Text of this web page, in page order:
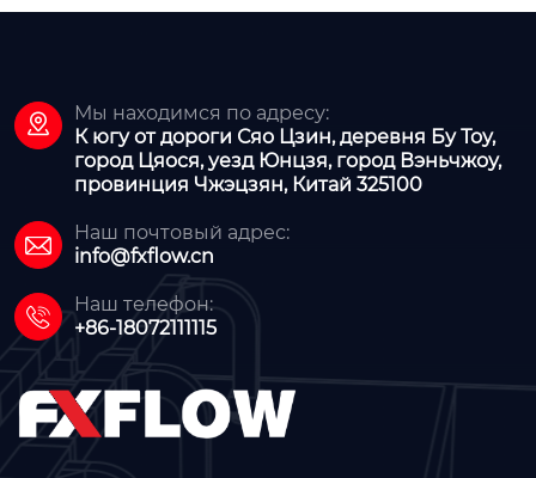

Мы находимся по адресу:
К югу от дороги Сяо Цзин, деревня Бу Тоу,
город Цяося, уезд Юнцзя, город Вэньчжоу,
провинция Чжэцзян, Китай 325100

Наш почтовый адрес:
info@fxflow.cn

Наш телефон:
+86-18072111115